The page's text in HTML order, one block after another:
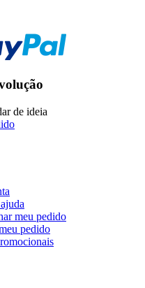
de ideia
meu pedido
pedido